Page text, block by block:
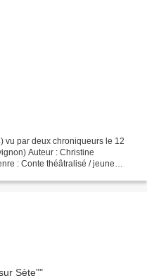
vu par deux chroniqueurs le 12
Auteur : Christine
: Conte théâtralisé / jeune